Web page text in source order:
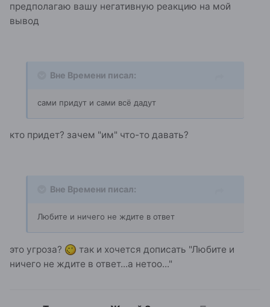
предполагаю вашу негативную реакцию на мой
вывод
Вне Времени писал:
cами придут и сами всё дадут
кто придет? зачем "им" что-то давать?
Вне Времени писал:
Любите и ничего не ждите в ответ
это угроза?
так и хочется дописать "Любите и
ничего не ждите в ответ...а нетоо..."